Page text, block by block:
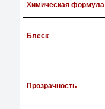
Химическая формула
Блеск
Прозрачность